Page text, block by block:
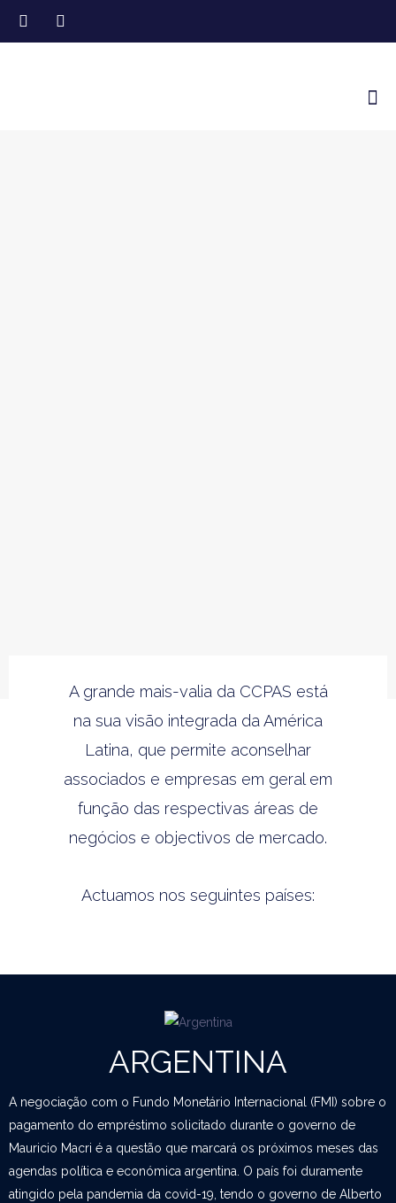
A grande mais-valia da CCPAS está
na sua visão integrada da América
Latina, que permite aconselhar
associados e empresas em geral em
função das respectivas áreas de
negócios e objectivos de mercado.
Actuamos nos seguintes países:
ARGENTINA
A negociação com o Fundo Monetário Internacional (FMI) sobre o
pagamento do empréstimo solicitado durante o governo de
Mauricio Macri é a questão que marcará os próximos meses das
agendas política e económica argentina. O país foi duramente
atingido pela pandemia da covid-19, tendo o governo de Alberto